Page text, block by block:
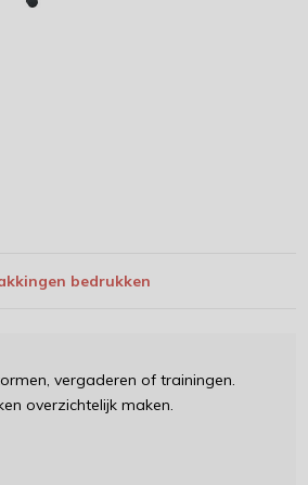
bedrukken
vergaderen of trainingen.
overzichtelijk maken.